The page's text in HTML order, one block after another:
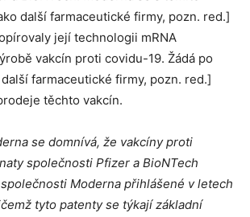
další farmaceutické firmy, pozn. red.]
její technologii mRNA
vakcín proti covidu-19. Žádá po
farmaceutické firmy, pozn. red.]
těchto vakcín.
se domnívá, že vakcíny proti
společnosti Pfizer a BioNTech
Moderna přihlášené v letech
tyto patenty se týkají základní